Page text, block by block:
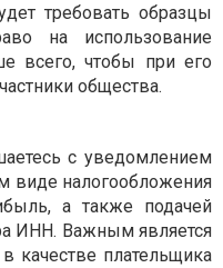
требовать образцы
на использование
всего, чтобы при его
общества.
с уведомлением
виде налогообложения
а также подачей
ИНН. Важным является
качестве плательщика